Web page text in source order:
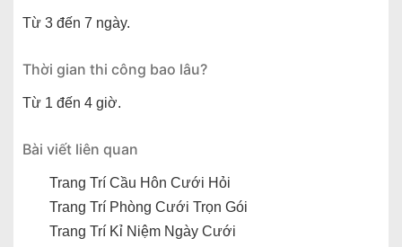
Từ 3 đến 7 ngày.
Thời gian thi công bao lâu?
Từ 1 đến 4 giờ.
Bài viết liên quan
Trang Trí Cầu Hôn Cưới Hỏi
Trang Trí Phòng Cưới Trọn Gói
Trang Trí Kỉ Niệm Ngày Cưới